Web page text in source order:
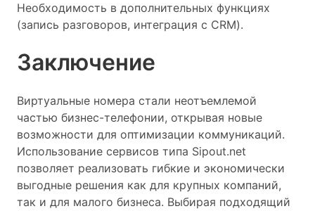
Необходимость в дополнительных функциях
(запись разговоров, интеграция с CRM).
Заключение
Виртуальные номера стали неотъемлемой
частью бизнес-телефонии, открывая новые
возможности для оптимизации коммуникаций.
Использование сервисов типа Sipout.net
позволяет реализовать гибкие и экономически
выгодные решения как для крупных компаний,
так и для малого бизнеса. Выбирая подходящий